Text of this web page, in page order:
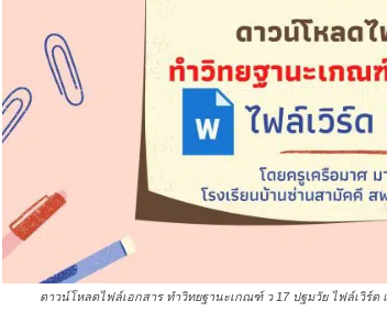
ดาวน์โหลดไฟล์เอกสาร ทำวิทยฐานะเกณฑ์ ว 17 ปฐมวัย ไฟล์เวิร์